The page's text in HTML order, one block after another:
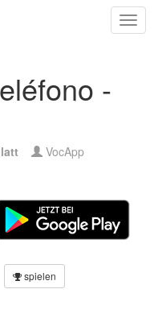
-
VocApp
spielen